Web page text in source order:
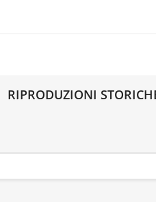
RIPRODUZIONI